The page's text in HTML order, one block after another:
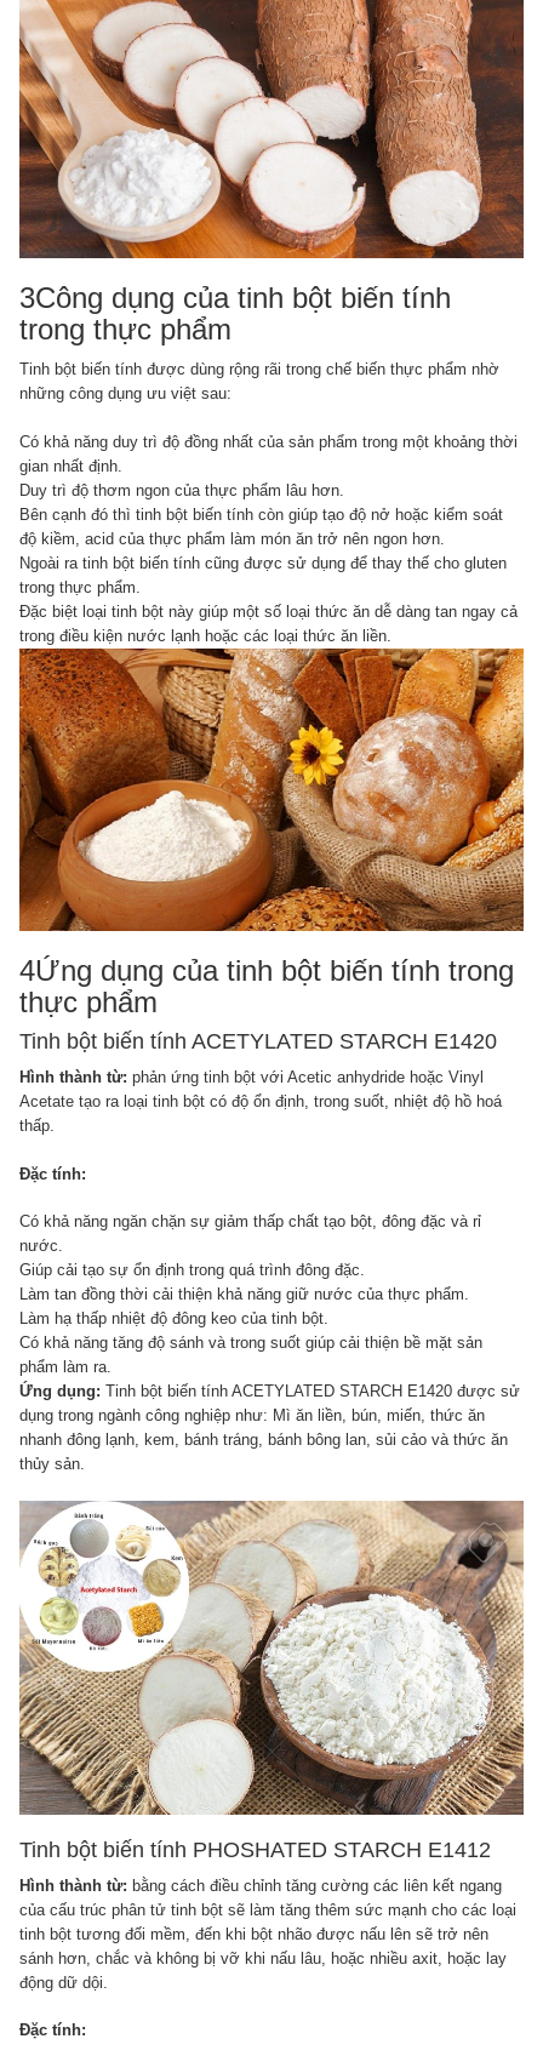
3Công dụng của tinh bột biến tính
trong thực phẩm
Tinh bột biến tính được dùng rộng rãi trong chế biến thực phẩm nhờ
những công dụng ưu việt sau:
Có khả năng duy trì độ đồng nhất của sản phẩm trong một khoảng thời
gian nhất định.
Duy trì độ thơm ngon của thực phẩm lâu hơn.
Bên cạnh đó thì tinh bột biến tính còn giúp tạo độ nở hoặc kiểm soát
độ kiềm, acid của thực phẩm làm món ăn trở nên ngon hơn.
Ngoài ra tinh bột biến tính cũng được sử dụng để thay thế cho gluten
trong thực phẩm.
Đặc biệt loại tinh bột này giúp một số loại thức ăn dễ dàng tan ngay cả
trong điều kiện nước lạnh hoặc các loại thức ăn liền.
4Ứng dụng của tinh bột biến tính trong
thực phẩm
Tinh bột biến tính ACETYLATED STARCH E1420
Hình thành từ: phản ứng tinh bột với Acetic anhydride hoặc Vinyl
Acetate tạo ra loại tinh bột có độ ổn định, trong suốt, nhiệt độ hồ hoá
thấp.
Đặc tính:
Có khả năng ngăn chặn sự giảm thấp chất tạo bột, đông đặc và rỉ
nước.
Giúp cải tạo sự ổn định trong quá trình đông đặc.
Làm tan đồng thời cải thiện khả năng giữ nước của thực phẩm.
Làm hạ thấp nhiệt độ đông keo của tinh bột.
Có khả năng tăng độ sánh và trong suốt giúp cải thiện bề mặt sản
phẩm làm ra.
Ứng dụng: Tinh bột biến tính ACETYLATED STARCH E1420 được sử
dụng trong ngành công nghiệp như: Mì ăn liền, bún, miến, thức ăn
nhanh đông lạnh, kem, bánh tráng, bánh bông lan, sủi cảo và thức ăn
thủy sản.
Tinh bột biến tính PHOSHATED STARCH E1412
Hình thành từ: bằng cách điều chỉnh tăng cường các liên kết ngang
của cấu trúc phân tử tinh bột sẽ làm tăng thêm sức mạnh cho các loại
tinh bột tương đối mềm, đến khi bột nhão được nấu lên sẽ trở nên
sánh hơn, chắc và không bị vỡ khi nấu lâu, hoặc nhiều axit, hoặc lay
động dữ dội.
Đặc tính: